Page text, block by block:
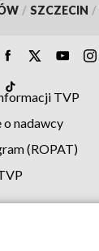
/ SZCZECIN /
TVP
nadawcy
(ROPAT)